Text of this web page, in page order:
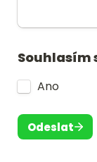
Souhlasím
Ano
Odeslat